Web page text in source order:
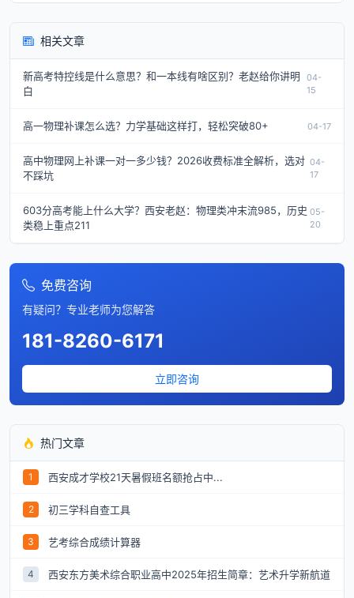
相关文章
新高考特控线是什么意思？和一本线有啥区别？老赵给你讲明
白
04-
15
高一物理补课怎么选？力学基础这样打，轻松突破80+ 04-17
高中物理网上补课一对一多少钱？2026收费标准全解析，选对
不踩坑
04-
17
603分高考能上什么大学？西安老赵：物理类冲末流985，历史
类稳上重点211
05-
20
免费咨询
有疑问？专业老师为您解答
181-8260-6171
立即咨询
热门文章
1 西安成才学校21天暑假班名额抢占中...
2 初三学科自查工具
3 艺考综合成绩计算器
4 西安东方美术综合职业高中2025年招生简章：艺术升学新航道